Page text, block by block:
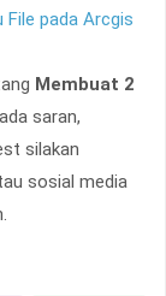
pada Arcgis
Membuat 2
saran,
silakan
sosial media